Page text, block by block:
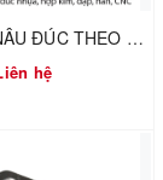
PÁT NHỰA NÂU ĐÚC THEO YÊU CẦU – VINAHARDWARE – 1610.3.45278
hệ